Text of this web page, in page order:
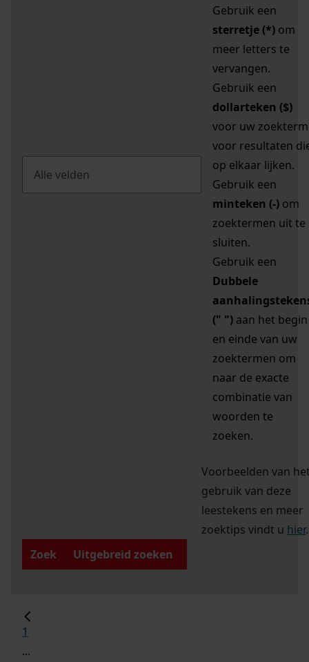
Gebruik een
sterretje (*) om
meer letters te
vervangen.
Gebruik een
dollarteken ($)
voor uw zoekterm
voor resultaten
op elkaar lijken.
Gebruik een
minteken (-) om
zoektermen uit te
sluiten.
Gebruik een
Dubbele
(" ") aan het begin
en einde van uw
zoektermen om
naar de exacte
combinatie van
woorden te
zoeken.
Voorbeelden van
gebruik van deze
leestekens en meer
zoektips vindt u hier.
Zoek
Uitgebreid zoeken
1
...